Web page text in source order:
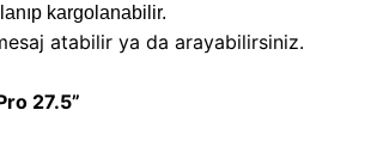
kargolanabilir.
atabilir ya da arayabilirsiniz.
27.5”